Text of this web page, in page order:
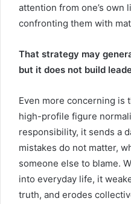
attention from one’s own
confronting them with
That strategy may
but it does not build
Even more concerning is
high-profile figure
responsibility, it sends a
mistakes do not matter,
someone else to blame.
into everyday life, it
truth, and erodes